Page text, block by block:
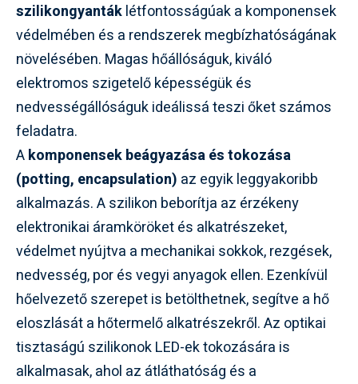
szilikongyantáklétfontosságúak a komponensek
védelmében és a rendszerek megbízhatóságának
növelésében. Magas hőállóságuk, kiváló
elektromos szigetelő képességük és
nedvességállóságuk ideálissá teszi őket számos
feladatra.
Akomponensek beágyazása és tokozása
(potting, encapsulation) az egyik leggyakoribb
alkalmazás. A szilikon beborítja az érzékeny
elektronikai áramköröket és alkatrészeket,
védelmet nyújtva a mechanikai sokkok, rezgések,
nedvesség, por és vegyi anyagok ellen. Ezenkívül
hőelvezető szerepet is betölthetnek, segítve a hő
eloszlását a hőtermelő alkatrészekről. Az optikai
tisztaságú szilikonok LED-ek tokozására is
alkalmasak, ahol az átláthatóság és a